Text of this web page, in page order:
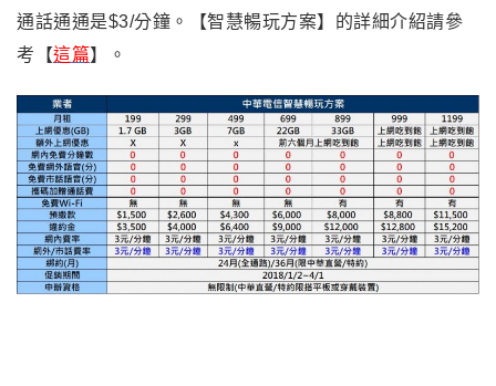
通話通通是$3/分鐘。【智慧暢玩方案】的詳細介紹請參
考【這篇】。